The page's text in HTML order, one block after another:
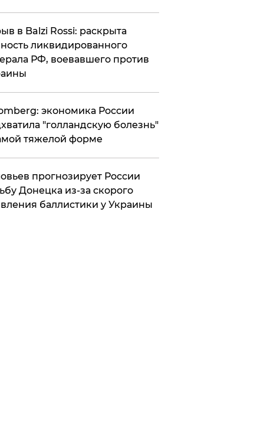
в Balzi Rossi: раскрыта
ликвидированного
РФ, воевавшего против
экономика России
"голландскую болезнь"
тяжелой форме
прогнозирует России
Донецка из-за скорого
баллистики у Украины